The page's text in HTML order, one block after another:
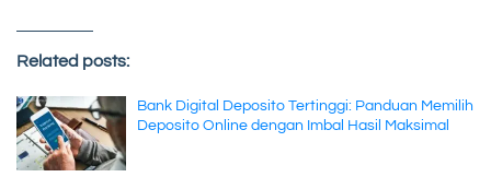
Related posts:
Bank Digital Deposito Tertinggi: Panduan Memilih
Deposito Online dengan Imbal Hasil Maksimal